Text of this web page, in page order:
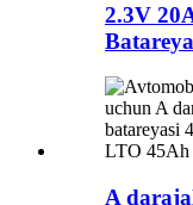
2.3V
A